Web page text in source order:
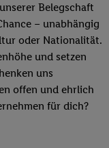
Belegschaft
– unabhängig
oder Nationalität.
und setzen
uns
offen und ehrlich
für dich?